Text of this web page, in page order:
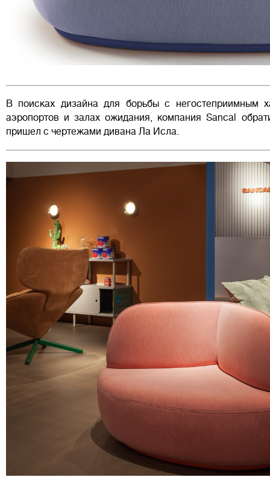
В поисках дизайна для борьбы с негостеприимным
аэропортов и залах ожидания, компания Sancal
пришел с чертежами дивана Ла Исла.